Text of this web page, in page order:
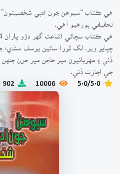
هي ڪتاب “سيوهڻ جون ادبي شخصيتون”
تحقيقي پورهيو آهي.
ڇپايو ويو. لک ٿورا سائين يوسف
ڏني ۽ مهربانيون مير حاجن مير جون
جي اجازت ڏني.
5.0/5.0
10006
902